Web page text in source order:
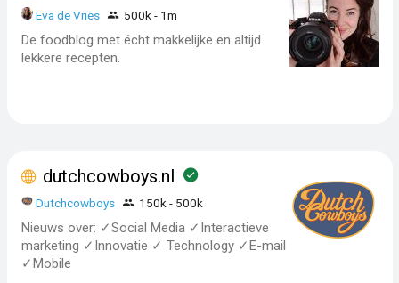
Eva de Vries 500k - 1m
De foodblog met écht makkelijke en altijd
lekkere recepten.
dutchcowboys.nl
Dutchcowboys 150k - 500k
Nieuws over: ✓Social Media ✓Interactieve
marketing ✓Innovatie ✓ Technology ✓E-mail
✓Mobile